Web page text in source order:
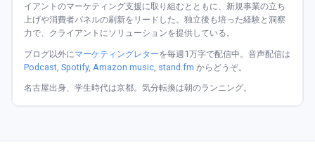
イアントのマーケティング支援に取り組むとともに、新規事業の立ち
上げや消費者パネルの刷新をリードした。独立後も培った経験と洞察
力で、クライアントにソリューションを提供している。
ブログ以外にマーケティングレターを毎週1万字で配信中。音声配信は
Podcast Spotify, Amazon music stand.fm からどうぞ。
名古屋出身、学生時代は京都。気分転換は朝のランニング。